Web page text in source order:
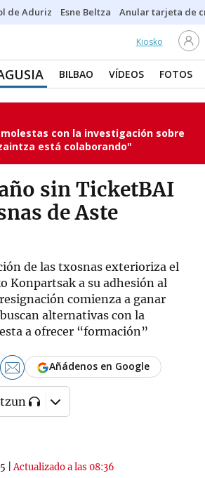
de Aduriz Esne Beltza Anular tarjeta de
Kiosko
BILBAO VÍDEOS FOTOS
con la investigación sobre
está colaborando"
sin TicketBAI
de Aste
de las txosnas exterioriza el
Konpartsak a su adhesión al
comienza a ganar
alternativas con la
a ofrecer “formación”
|Actualizado a las 08:36
Añádenos en Google